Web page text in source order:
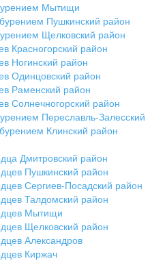
Мытищи
Пушкинский район
Щелковский район
Красногорский район
Ногинский район
Одинцовский район
Раменский район
Солнечногорский район
Переславль-Залесский
Клинский район
Дмитровский район
Пушкинский район
Сергиев-Посадский район
Талдомский район
Мытищи
Щелковский район
Александров
Киржач